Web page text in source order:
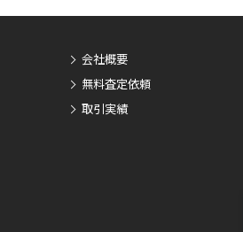
会社概要
無料査定依頼
取引実績